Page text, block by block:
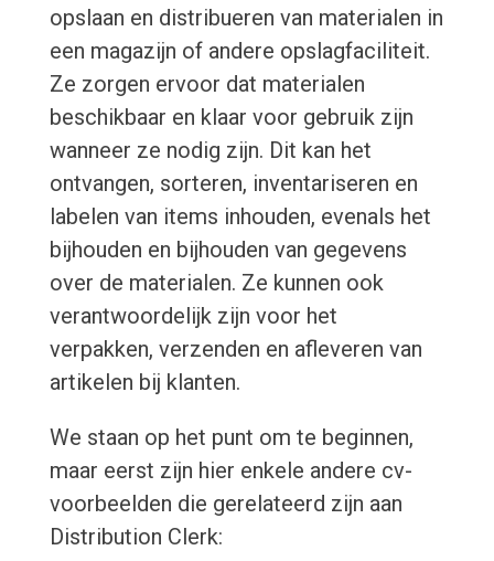
opslaan en distribueren van materialen in
een magazijn of andere opslagfaciliteit.
Ze zorgen ervoor dat materialen
beschikbaar en klaar voor gebruik zijn
wanneer ze nodig zijn. Dit kan het
ontvangen, sorteren, inventariseren en
labelen van items inhouden, evenals het
bijhouden en bijhouden van gegevens
over de materialen. Ze kunnen ook
verantwoordelijk zijn voor het
verpakken, verzenden en afleveren van
artikelen bij klanten.
We staan op het punt om te beginnen,
maar eerst zijn hier enkele andere cv-
voorbeelden die gerelateerd zijn aan
Distribution Clerk: